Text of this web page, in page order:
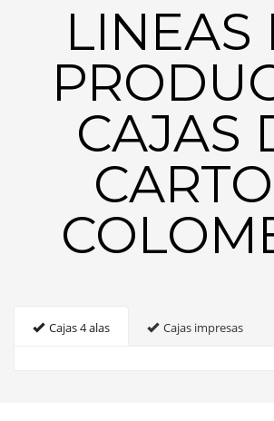
LINEAS
CAJAS
Cajas 4 alas Cajas impresas